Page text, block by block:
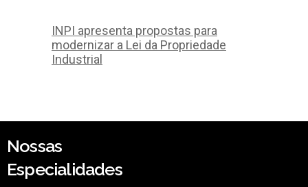
INPI apresenta propostas para
modernizar a Lei da Propriedade
Industrial
Nossas
Especialidades